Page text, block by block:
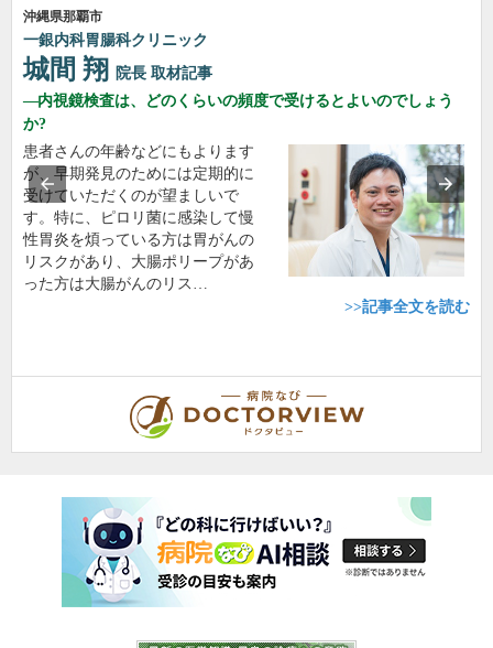
沖縄県那覇市
一銀内科胃腸科クリニック
城間 翔 院長 取材記事
内視鏡検査は、どのくらいの頻度で受けるとよいのでしょう
か?
患者さんの年齢などにもよります
が、早期発見のためには定期的に
受けていただくのが望ましいで
す。特に、ピロリ菌に感染して慢
性胃炎を煩っている方は胃がんの
リスクがあり、大腸ポリープがあ
った方は大腸がんのリス…
>>記事全文を読む